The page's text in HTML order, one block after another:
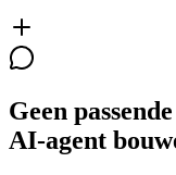
Geen
AI-agent